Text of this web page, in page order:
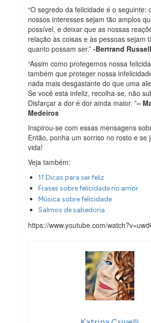
“O segredo da felicidade é o seguinte:
nossos interesses sejam tão amplos
possível, e deixar que as nossas
relação às coisas e às pessoas sejam
quanto possam ser.”-Bertrand Russell
“Assim como protegemos nossa
também que proteger nossa
nada mais desgastante do que uma
Se você está infeliz, recolha-se, não
Disfarçar a dor é dor ainda maior. ”–
Medeiros
Inspirou-se com essas mensagens
Então, ponha um sorriso no rosto e se
vida!
Veja também:
11 Dicas para ser feliz
Frases sobre felicidade no amor
Música sobre felicidade
Salmos de sabedoria
https://www.youtube.com/